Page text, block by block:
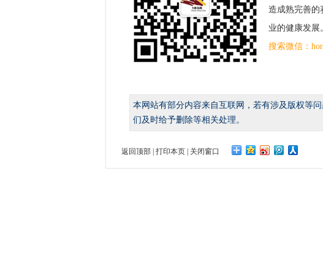
造成熟完善的
业的健康发展
搜索微信：
本网站有部分内容来自互联网，若有涉及版权等
们及时给予删除等相关处理。
返回顶部 打印本页 关闭窗口